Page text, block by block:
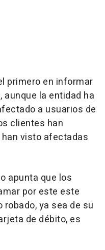
primero en informar
aunque la entidad ha
a usuarios de
clientes han
visto afectadas
apunta que los
por este este
robado, ya sea de su
de débito, es